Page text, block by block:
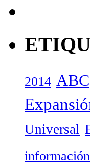
2014 ABC
Universal
información